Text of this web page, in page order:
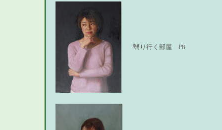
翳り行く部屋 P8